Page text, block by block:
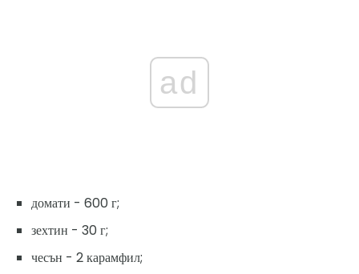
ad
домати - 600 г;
зехтин - 30 г;
чесън - 2 карамфил;